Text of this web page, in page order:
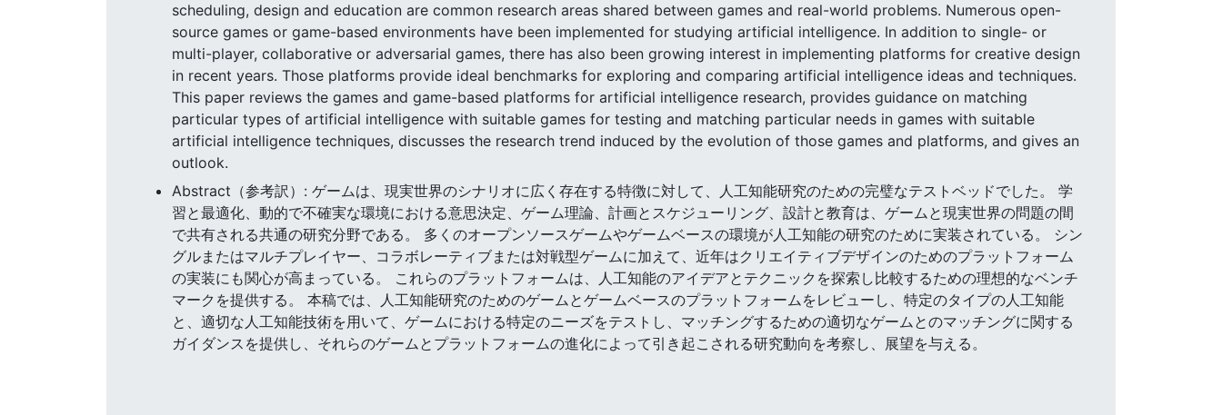
scheduling, design and education are common research areas shared between games and real-world problems. Numerous open-
source games or game-based environments have been implemented for studying artificial intelligence. In addition to single- or
multi-player, collaborative or adversarial games, there has also been growing interest in implementing platforms for creative design
in recent years. Those platforms provide ideal benchmarks for exploring and comparing artificial intelligence ideas and techniques.
This paper reviews the games and game-based platforms for artificial intelligence research, provides guidance on matching
particular types of artificial intelligence with suitable games for testing and matching particular needs in games with suitable
artificial intelligence techniques, discusses the research trend induced by the evolution of those games and platforms, and gives an
outlook.
Abstract（参考訳）: ゲームは、現実世界のシナリオに広く存在する特徴に対して、人工知能研究のための完璧なテストベッドでした。 学
習と最適化、動的で不確実な環境における意思決定、ゲーム理論、計画とスケジューリング、設計と教育は、ゲームと現実世界の問題の間
で共有される共通の研究分野である。 多くのオープンソースゲームやゲームベースの環境が人工知能の研究のために実装されている。 シン
グルまたはマルチプレイヤー、コラボレーティブまたは対戦型ゲームに加えて、近年はクリエイティブデザインのためのプラットフォーム
の実装にも関心が高まっている。 これらのプラットフォームは、人工知能のアイデアとテクニックを探索し比較するための理想的なベンチ
マークを提供する。 本稿では、人工知能研究のためのゲームとゲームベースのプラットフォームをレビューし、特定のタイプの人工知能
と、適切な人工知能技術を用いて、ゲームにおける特定のニーズをテストし、マッチングするための適切なゲームとのマッチングに関する
ガイダンスを提供し、それらのゲームとプラットフォームの進化によって引き起こされる研究動向を考察し、展望を与える。